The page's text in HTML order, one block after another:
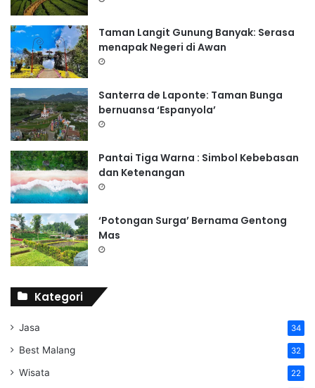
Taman Langit Gunung Banyak: Serasa
menapak Negeri di Awan
Santerra de Laponte: Taman Bunga
bernuansa ‘Espanyola’
Pantai Tiga Warna : Simbol Kebebasan
dan Ketenangan
‘Potongan Surga’ Bernama Gentong
Mas
Kategori
Jasa 34
Best Malang 32
Wisata 22